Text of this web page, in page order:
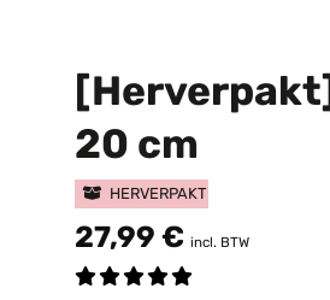
20 cm
HERVERPAKT
27,99 € incl. BTW